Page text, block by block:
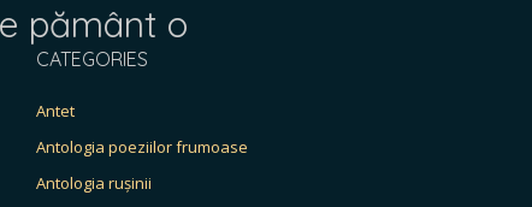
pământ o
CATEGORIES
Antet
Antologia poeziilor frumoase
Antologia rușinii